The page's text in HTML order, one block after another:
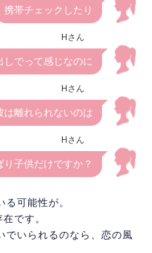
携帯チェックしたり
Hさん
しでって感じなのに
Hさん
は離れられないのは
Hさん
り子供だけですか？
可能性が。
です。
でいられるのなら、恋の風